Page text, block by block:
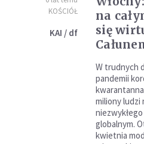
KOŚCIÓŁ
KAI / df
na
się
W trudnych
pandemii
miliony ludzi
globalnym.
kwietnia